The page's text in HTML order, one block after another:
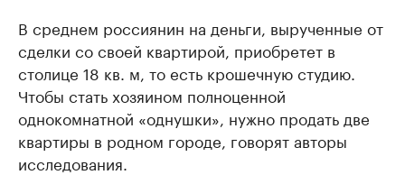
В среднем россиянин на деньги, вырученные от
сделки со своей квартирой, приобретет в
столице 18 кв. м, то есть крошечную студию.
Чтобы стать хозяином полноценной
однокомнатной «однушки», нужно продать две
квартиры в родном городе, говорят авторы
исследования.